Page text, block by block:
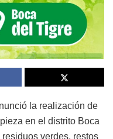
la realización de
en el distrito Boca
verdes, restos